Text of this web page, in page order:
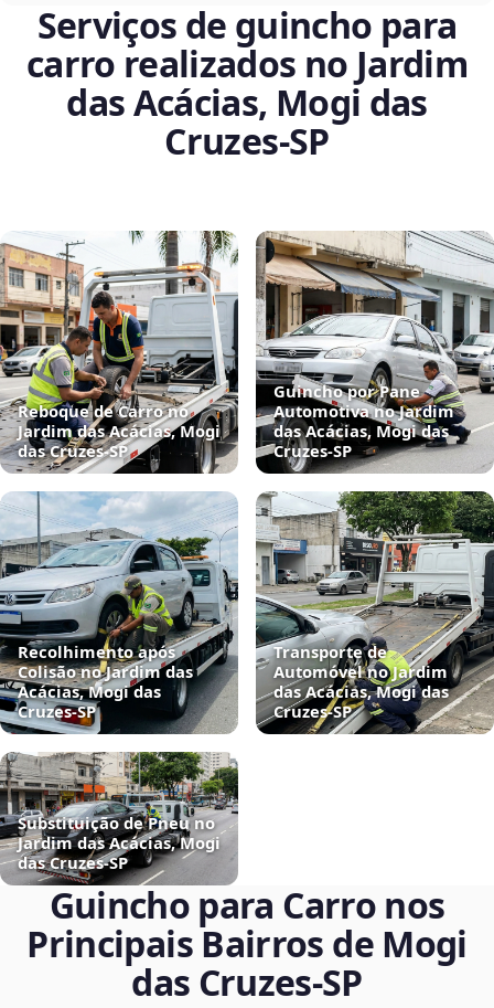
Serviços de guincho para
carro realizados no Jardim
das Acácias, Mogi das
Cruzes‑SP
Reboque de Carro no
Jardim das Acácias, Mogi
das Cruzes‑SP
Guincho por Pane
Automotiva no Jardim
das Acácias, Mogi das
Cruzes‑SP
Recolhimento após
Colisão no Jardim das
Acácias, Mogi das
Cruzes‑SP
Transporte de
Automóvel no Jardim
das Acácias, Mogi das
Cruzes‑SP
Substituição de Pneu no
Jardim das Acácias, Mogi
das Cruzes‑SP
Guincho para Carro nos
Principais Bairros de Mogi
das Cruzes‑SP